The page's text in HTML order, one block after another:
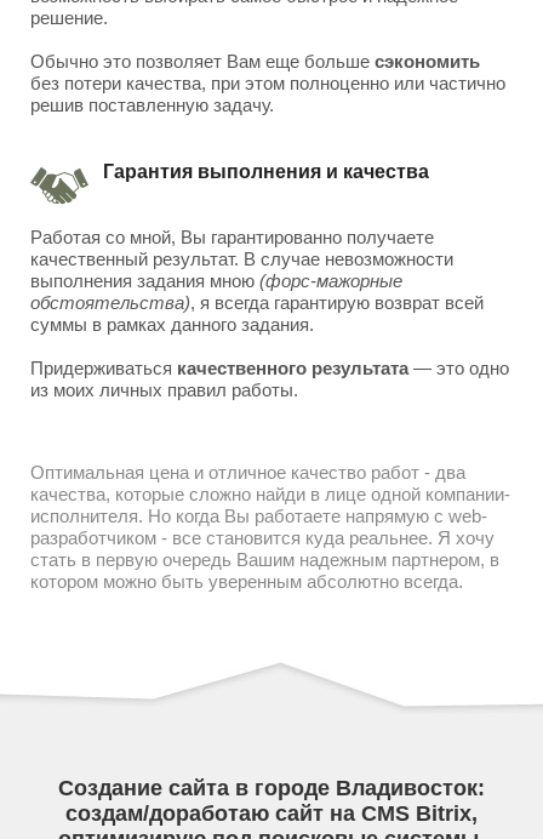
решение.
Обычно это позволяет Вам еще больше сэкономить
без потери качества, при этом полноценно или частично
решив поставленную задачу.
Гарантия выполнения и качества
Работая со мной, Вы гарантированно получаете
качественный результат. В случае невозможности
выполнения задания мною (форс-мажорные
обстоятельства), я всегда гарантирую возврат всей
суммы в рамках данного задания.
Придерживаться качественного результата— это одно
из моих личных правил работы.
Оптимальная цена и отличное качество работ - два
качества, которые сложно найди в лице одной компании-
исполнителя. Но когда Вы работаете напрямую с web-
разработчиком - все становится куда реальнее. Я хочу
стать в первую очередь Вашим надежным партнером, в
котором можно быть уверенным абсолютно всегда.
Создание сайта в городе Владивосток:
создам/доработаю сайт на CMS Bitrix,